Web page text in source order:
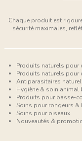
Chaque produit est
sécurité maximales,
Produits naturels pour
Produits naturels pour
Antiparasitaires
Hygiène & soin animal
Produits pour basse-
Soins pour rongeurs &
Soins pour oiseaux
Nouveautés &